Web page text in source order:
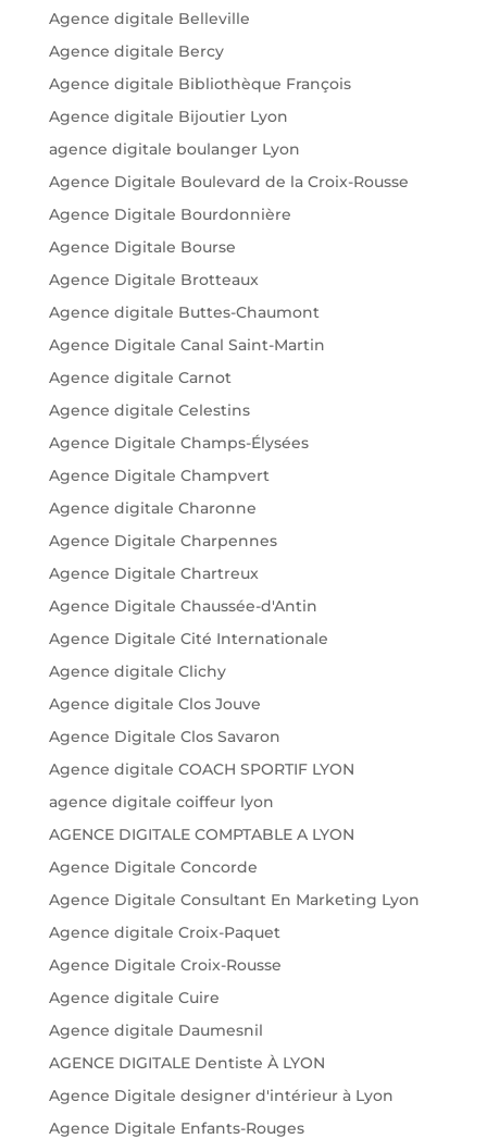
Agence digitale Belleville
Agence digitale Bercy
Agence digitale Bibliothèque François
Agence digitale Bijoutier Lyon
agence digitale boulanger Lyon
Agence Digitale Boulevard de la Croix-Rousse
Agence Digitale Bourdonnière
Agence Digitale Bourse
Agence Digitale Brotteaux
Agence digitale Buttes-Chaumont
Agence Digitale Canal Saint-Martin
Agence digitale Carnot
Agence digitale Celestins
Agence Digitale Champs-Élysées
Agence Digitale Champvert
Agence digitale Charonne
Agence Digitale Charpennes
Agence Digitale Chartreux
Agence Digitale Chaussée-d'Antin
Agence Digitale Cité Internationale
Agence digitale Clichy
Agence digitale Clos Jouve
Agence Digitale Clos Savaron
Agence digitale COACH SPORTIF LYON
agence digitale coiffeur lyon
AGENCE DIGITALE COMPTABLE A LYON
Agence Digitale Concorde
Agence Digitale Consultant En Marketing Lyon
Agence digitale Croix-Paquet
Agence Digitale Croix-Rousse
Agence digitale Cuire
Agence digitale Daumesnil
AGENCE DIGITALE Dentiste À LYON
Agence Digitale designer d'intérieur à Lyon
Agence Digitale Enfants-Rouges